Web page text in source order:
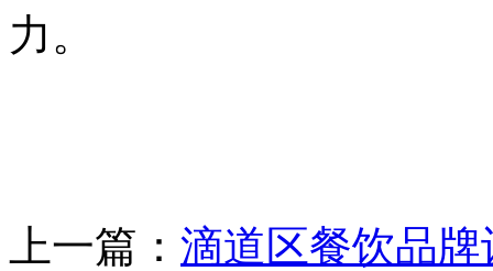
力。
上一篇： 滴道区餐饮品